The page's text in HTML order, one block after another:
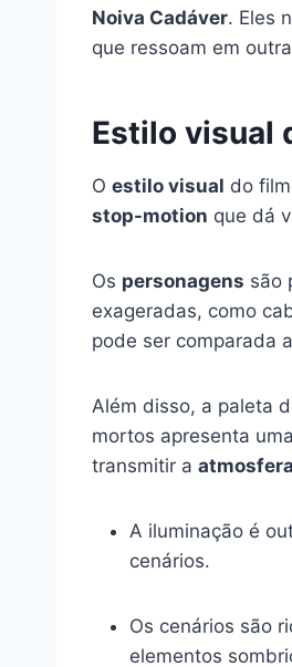
Noiva Cadáver. Eles
que ressoam em
Estilo visual
O estilo visual do
stop-motion que dá
Os personagens são
exageradas, como
pode ser comparada
Além disso, a paleta
mortos apresenta
transmitir a atmosfera
A iluminação é
cenários.
Os cenários são
elementos